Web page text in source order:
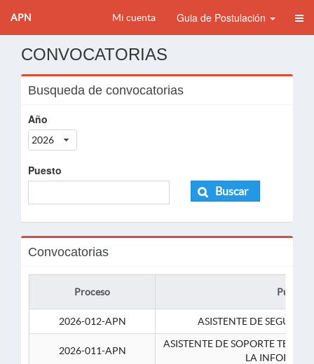
APN Mi cuenta Guia de Postulación
CONVOCATORIAS
Busqueda de convocatorias
Año
2026
Puesto
Buscar
Convocatorias
Proceso Puesto
2026-012-APN ASISTENTE DE
2026-011-APN
ASISTENTE DE SOPORTE
LA